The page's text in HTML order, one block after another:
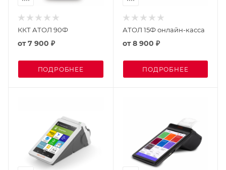
ККТ АТОЛ 90Ф
от7 900 ₽
ПОДРОБНЕЕ
АТОЛ 15Ф онлайн-касса
от8 900 ₽
ПОДРОБНЕЕ